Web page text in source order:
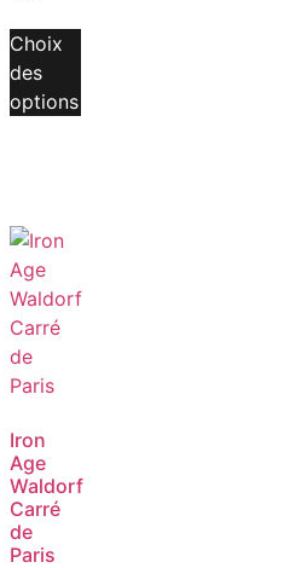
Choix
des
options
Iron
Age
Waldorf
Carré
de
Paris